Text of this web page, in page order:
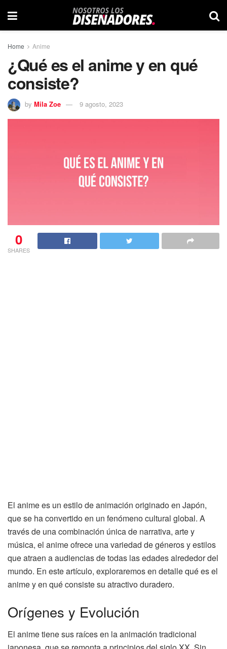
Home Anime
¿Qué es el anime y en qué
consiste?
by Mila Zoe 9 agosto, 2023
0
SHARES
El anime es un estilo de animación originado en Japón,
que se ha convertido en un fenómeno cultural global. A
través de una combinación única de narrativa, arte y
música, el anime ofrece una variedad de géneros y estilos
que atraen a audiencias de todas las edades alrededor del
mundo. En este artículo, exploraremos en detalle qué es el
anime y en qué consiste su atractivo duradero.
Orígenes y Evolución
El anime tiene sus raíces en la animación tradicional